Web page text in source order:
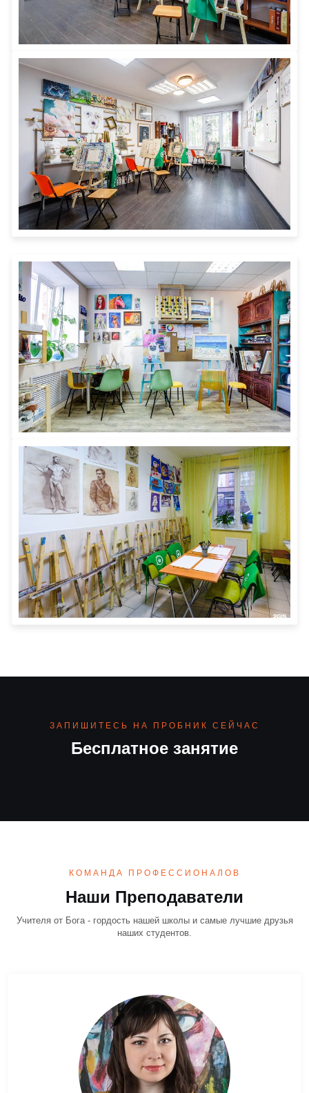
Бесплатное занятие
ЗАПИШИТЕСЬ НА ПРОБНИК СЕЙЧАС
КОМАНДА ПРОФЕССИОНАЛОВ
Наши Преподаватели
Учителя от Бога - гордость нашей школы и самые лучшие друзья
наших студентов.